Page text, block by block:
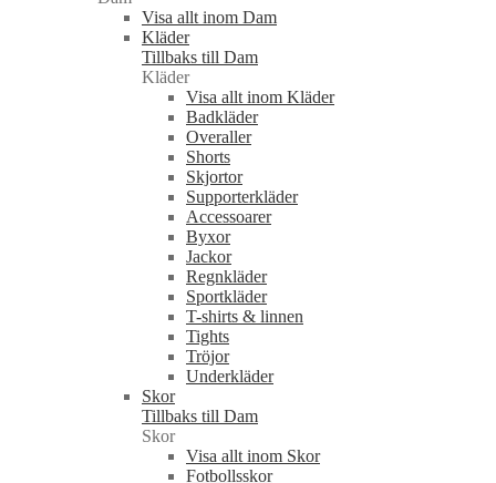
Visa allt inom Dam
Kläder
Tillbaks till Dam
Kläder
Visa allt inom Kläder
Badkläder
Overaller
Shorts
Skjortor
Supporterkläder
Accessoarer
Byxor
Jackor
Regnkläder
Sportkläder
T-shirts & linnen
Tights
Tröjor
Underkläder
Skor
Tillbaks till Dam
Skor
Visa allt inom Skor
Fotbollsskor